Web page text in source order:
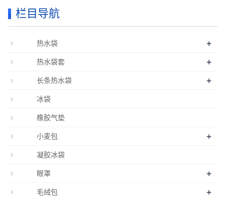
栏目导航
热水袋 +
热水袋套 +
长条热水袋 +
冰袋
橡胶气垫
小麦包 +
凝胶冰袋
眼罩 +
毛绒包 +